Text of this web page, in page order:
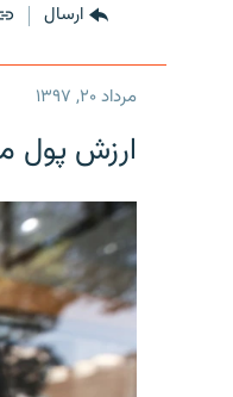
ارسال
مرداد ۲۰, ۱۳۹۷
ارزش پول ملی